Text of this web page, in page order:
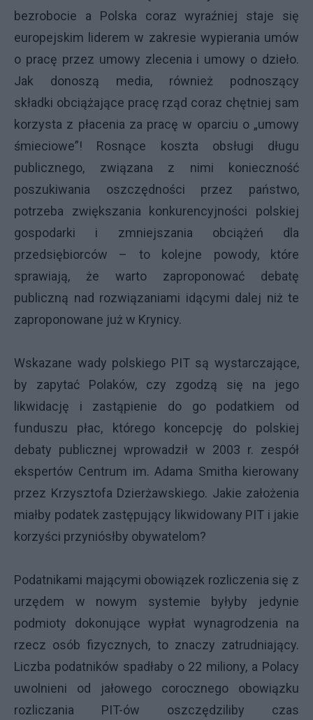
bezrobocie a Polska coraz wyraźniej staje się
europejskim liderem w zakresie wypierania umów
o pracę przez umowy zlecenia i umowy o dzieło.
Jak donoszą media, również podnoszący
składki obciążające pracę rząd coraz chętniej sam
korzysta z płacenia za pracę w oparciu o „umowy
śmieciowe”! Rosnące koszta obsługi długu
publicznego, związana z nimi konieczność
poszukiwania oszczędności przez państwo,
potrzeba zwiększania konkurencyjności polskiej
gospodarki i zmniejszania obciążeń dla
przedsiębiorców – to kolejne powody, które
sprawiają, że warto zaproponować debatę
publiczną nad rozwiązaniami idącymi dalej niż te
zaproponowane już w Krynicy.
Wskazane wady polskiego PIT są wystarczające,
by zapytać Polaków, czy zgodzą się na jego
likwidację i zastąpienie do go podatkiem od
funduszu płac, którego koncepcję do polskiej
debaty publicznej wprowadził w 2003 r. zespół
ekspertów Centrum im. Adama Smitha kierowany
przez Krzysztofa Dzierżawskiego. Jakie założenia
miałby podatek zastępujący likwidowany PIT i jakie
korzyści przyniósłby obywatelom?
Podatnikami mającymi obowiązek rozliczenia się z
urzędem w nowym systemie byłyby jedynie
podmioty dokonujące wypłat wynagrodzenia na
rzecz osób fizycznych, to znaczy zatrudniający.
Liczba podatników spadłaby o 22 miliony, a Polacy
uwolnieni od jałowego corocznego obowiązku
rozliczania PIT-ów oszczędziliby czas